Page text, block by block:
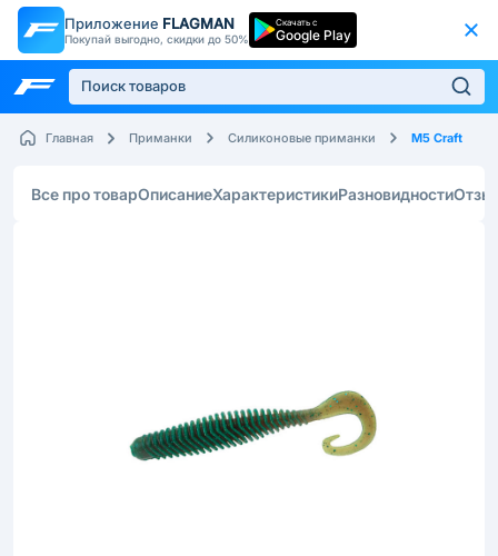
Приложение FLAGMAN
Покупай выгодно, скидки до 50%
Скачать с
Google Play
Главная Приманки Силиконовые приманки M5 Craft
Все про товарОписаниеХарактеристикиРазновидности